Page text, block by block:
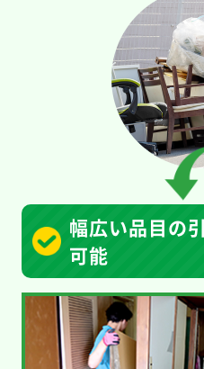
幅広い品目の
可能